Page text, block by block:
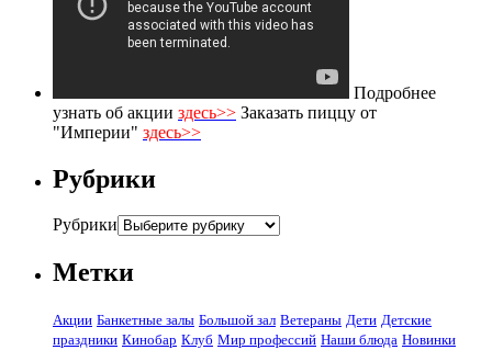
Подробнее
узнать об акции здесь>> Заказать пиццу от
"Империи" здесь>>
Рубрики
Рубрики
Метки
Акции Банкетные залы Большой зал Ветераны Дети Детские
праздники Кинобар Клуб Мир профессий Наши блюда Новинки